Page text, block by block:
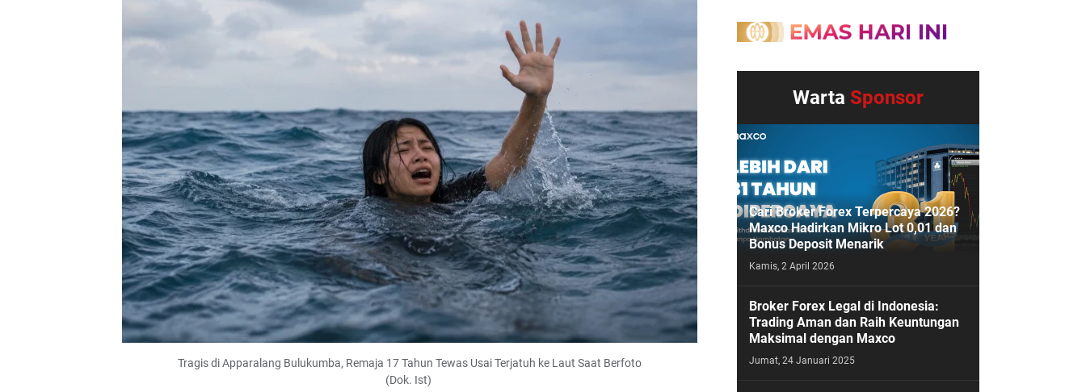
Tragis di Apparalang Bulukumba, Remaja 17 Tahun Tewas Usai Terjatuh ke Laut Saat Berfoto
(Dok. Ist)
Warta Sponsor
Cari Broker Forex Terpercaya 2026?
Maxco Hadirkan Mikro Lot 0,01 dan
Bonus Deposit Menarik
Kamis, 2 April 2026
Broker Forex Legal di Indonesia:
Trading Aman dan Raih Keuntungan
Maksimal dengan Maxco
Jumat, 24 Januari 2025